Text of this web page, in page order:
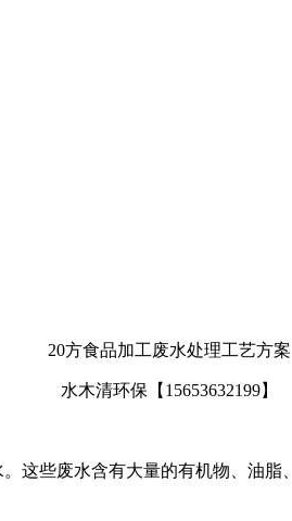
20方食品加工废水处理工艺方案
水木清环保【 15653632199】
这些废水含有大量的有机物、油